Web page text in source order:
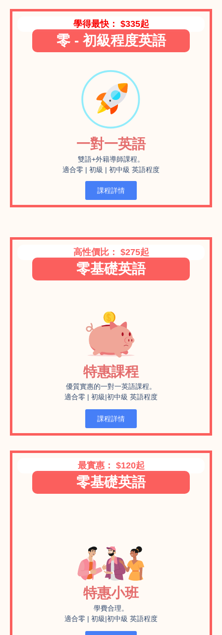
學得最快： $335起
零 - 初級程度英語
一對一英語
雙語+外籍導師課程。
適合零 | 初級 | 初中級 英語程度
課程詳情
高性價比： $275起
零基礎英語
特惠課程
優質實惠的一對一英語課程。
適合零 | 初級|初中級 英語程度
課程詳情
最實惠： $120起
零基礎英語
特惠小班
學費合理。
適合零 | 初級|初中級 英語程度